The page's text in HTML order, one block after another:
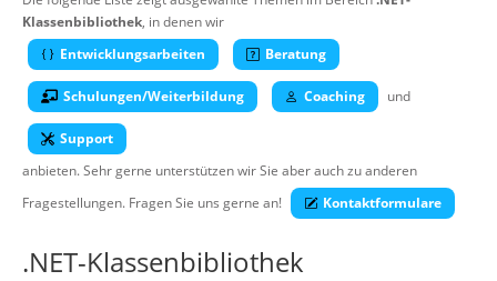
Über uns
Suche
Klassenbibliothek, in denen wir
Entwicklungsarbeiten
Beratung
Schulungen/Weiterbildung Coaching und
Support
anbieten. Sehr gerne unterstützen wir Sie aber auch zu anderen
Fragestellungen. Fragen Sie uns gerne an!
Kontaktformulare
.NET-Klassenbibliothek